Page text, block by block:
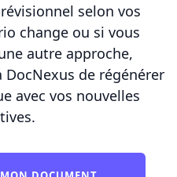
selon vos
change ou si vous
autre approche,
de régénérer
avec vos nouvelles